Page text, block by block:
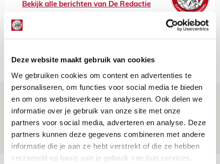
Deze website maakt gebruik van cookies
We gebruiken cookies om content en advertenties te
personaliseren, om functies voor social media te bieden
en om ons websiteverkeer te analyseren. Ook delen we
informatie over je gebruik van onze site met onze
partners voor social media, adverteren en analyse. Deze
partners kunnen deze gegevens combineren met andere
informatie die je aan ze hebt verstrekt of die ze hebben
verzameld op basis van je gebruik van hun services.
Bekijk alle berichten van De Redactie
Net binnen //
Is dit de laatste wallpaper van Godts in
de Johan Cruijff Arena?
07 AUGUSTUS 2026 - 00:36
NIEUWS